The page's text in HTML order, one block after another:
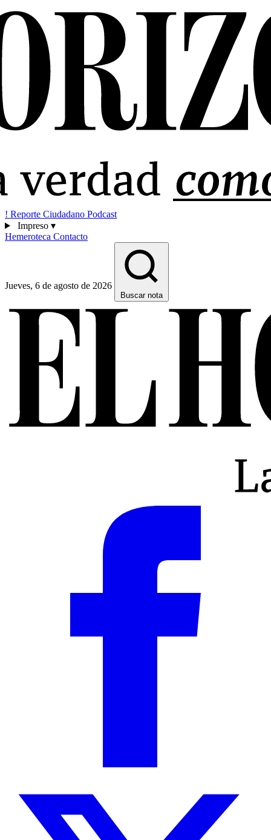
! Reporte Ciudadano Podcast
Impreso ▾
Hemeroteca Contacto
Jueves, 6 de agosto de 2026
Buscar nota